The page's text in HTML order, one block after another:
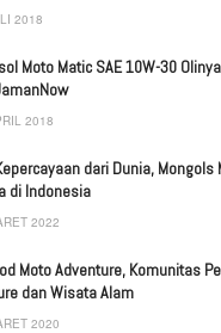
2018
Moto Matic SAE 10W-30 Olinya
2018
dari Dunia, Mongols
di Indonesia
2022
Moto Adventure, Komunitas
dan Wisata Alam
2020